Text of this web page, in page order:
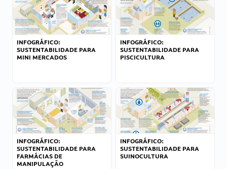
INFOGRÁFICO:
SUSTENTABILIDADE PARA
MINI MERCADOS
INFOGRÁFICO:
SUSTENTABILIDADE PARA
PISCICULTURA
INFOGRÁFICO:
SUSTENTABILIDADE PARA
FARMÁCIAS DE
MANIPULAÇÃO
INFOGRÁFICO:
SUSTENTABILIDADE PARA
SUINOCULTURA